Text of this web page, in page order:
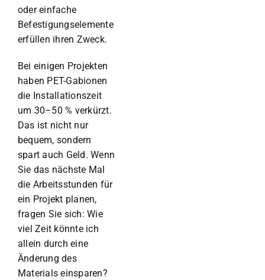
oder einfache
Befestigungselemente
erfüllen ihren Zweck.
Bei einigen Projekten
haben PET-Gabionen
die Installationszeit
um 30–50 % verkürzt.
Das ist nicht nur
bequem, sondern
spart auch Geld.Wenn
Sie das nächste Mal
die Arbeitsstunden für
ein Projekt planen,
fragen Sie sich: Wie
viel Zeit könnte ich
allein durch eine
Änderung des
Materials einsparen?